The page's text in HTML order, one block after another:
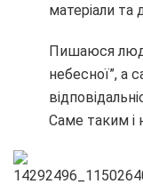
матеріали
Пишаюся
небесної”, а
Саме таким і